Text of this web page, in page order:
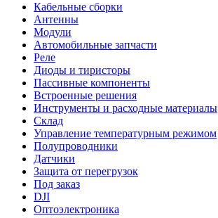
Кабельные сборки
Антенны
Модули
Автомобильные запчасти
Реле
Диоды и тиристоры
Пассивные компоненты
Встроенные решения
Инструменты и расходные материалы
Склад
Управление температурным режимом
Полупроводники
Датчики
Защита от перегрузок
Под заказ
DJI
Оптоэлектроника